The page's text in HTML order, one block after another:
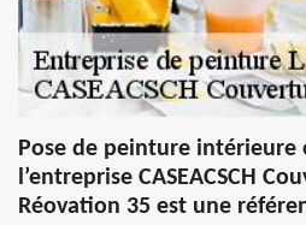
Pose de peinture intérieure
l’entreprise CASEACSCH
Réovation 35 est une